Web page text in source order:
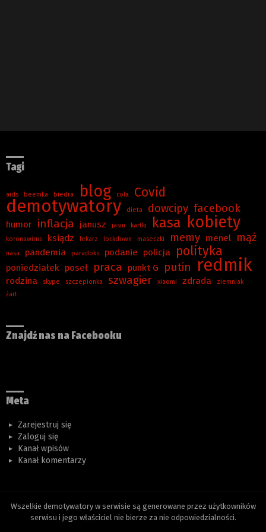
Tagi
aids beemka biedra blog cola Covid
demotywatory dieta dowcipy facebook
humor inflacja janusz jasiu kartki kasa kobiety
koronawirus ksiądz lekarz lockdown maseczki memy menel mąż
nasa pandemia paradoks podanie policja polityka
poniedziałek poseł praca punkt G putin redmik
rodzina skype szczepionka szwagier xiaomi zdrada
ziemniak
żart
Znajdź nas na Facebooku
Meta
Zarejestruj się
Zaloguj się
Kanał wpisów
Kanał komentarzy
Wszelkie demotywatory w serwisie są generowane przez użytkowników
serwisu i jego właściciel nie bierze za nie odpowiedzialności.